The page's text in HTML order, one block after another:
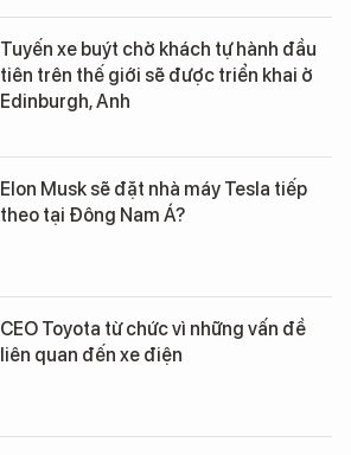
Tuyến xe buýt chở khách tự hành đầu
tiên trên thế giới sẽ được triển khai ở
Edinburgh, Anh
Elon Musk sẽ đặt nhà máy Tesla tiếp
theo tại Đông Nam Á?
CEO Toyota từ chức vì những vấn đề
liên quan đến xe điện